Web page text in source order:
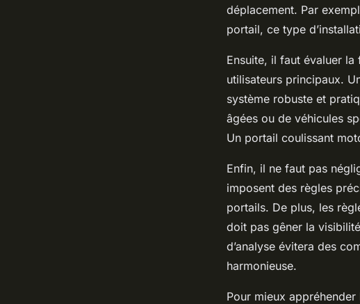
déplacement. Par
portail, ce type
Ensuite, il faut évaluer
utilisateurs principaux.
système robuste et
âgées ou de véhicules
Un portail coulissant
Enfin, il ne faut pas
imposent des règles
portails. De plus, les
doit pas gêner la
d’analyse évitera des
harmonieuse.
Pour mieux appréhender